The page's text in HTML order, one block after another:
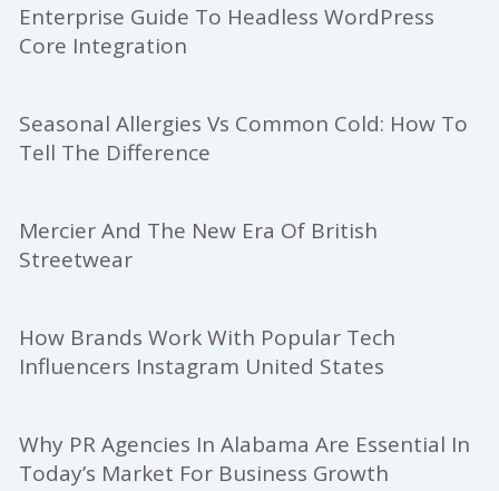
Enterprise Guide To Headless WordPress
Core Integration
Seasonal Allergies Vs Common Cold: How To
Tell The Difference
Mercier And The New Era Of British
Streetwear
How Brands Work With Popular Tech
Influencers Instagram United States
Why PR Agencies In Alabama Are Essential In
Today’s Market For Business Growth